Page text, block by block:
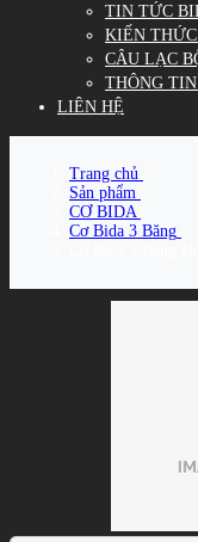
TIN TỨC
KIẾN
CÂU LẠC
THÔNG
LIÊN HỆ
Trang chủ
Sản phẩm
CƠ BIDA
Cơ Bida 3 Băng